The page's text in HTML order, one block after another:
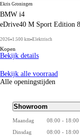
Ekris Groningen
BMW i4
eDrive40 M Sport Edition
2026 1.500 km Elektrisch
Kopen
Bekijk details
Bekijk alle voorraad
Alle openingstijden
Showroom
Maandag
08:00 - 18:00
Dinsdag
08:00 - 18:00